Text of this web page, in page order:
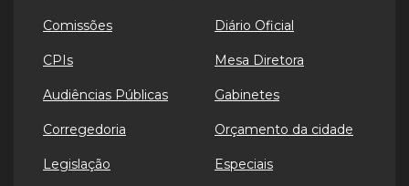
Comissões
CPIs
Audiências Públicas
Corregedoria
Legislação
Diário Oficial
Mesa Diretora
Gabinetes
Orçamento da cidade
Especiais